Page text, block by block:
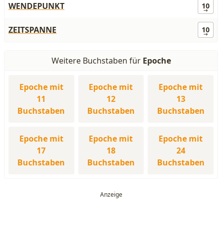
WENDEPUNKT 10
ZEITSPANNE 10
Weitere Buchstaben für Epoche
Epoche mit
11
Buchstaben
Epoche mit
12
Buchstaben
Epoche mit
13
Buchstaben
Epoche mit
17
Buchstaben
Epoche mit
18
Buchstaben
Epoche mit
24
Buchstaben